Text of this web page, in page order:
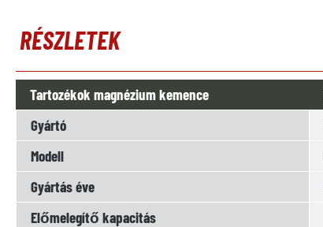
RÉSZLETEK
Tartozékok magnézium kemence
Gyártó
Modell
Gyártás éve
Előmelegítő kapacitás